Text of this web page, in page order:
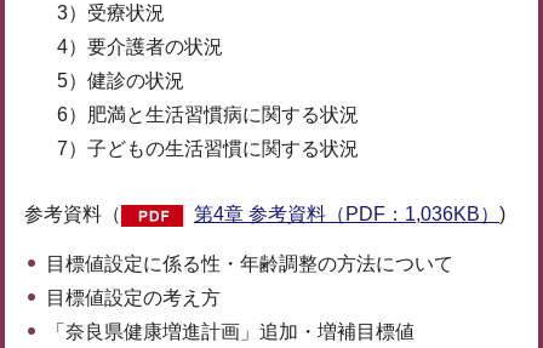
3）受療状況
4）要介護者の状況
5）健診の状況
6）肥満と生活習慣病に関する状況
7）子どもの生活習慣に関する状況
参考資料（ 第4章 参考資料（PDF：1,036KB） )
目標値設定に係る性・年齢調整の方法について
目標値設定の考え方
「奈良県健康増進計画」追加・増補目標値